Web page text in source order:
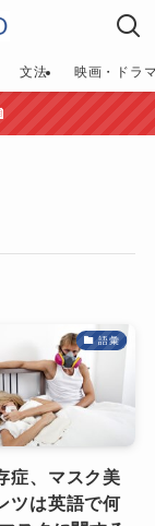
文法 映画・ドラ
語彙
症、マスク美
ツは英語で何